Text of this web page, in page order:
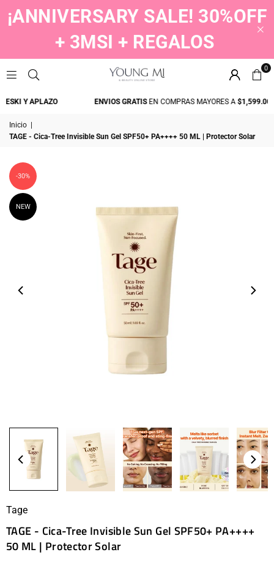
¡ANNIVERSARY SALE! 30%OFF
+ 3MSI + REGALOS
0
Y APLAZO ENVIOS GRATISEN COMPRAS MAYORES A$1,599.00
Inicio
TAGE - Cica-Tree Invisible Sun Gel SPF50+ PA++++ 50 ML | Protector Solar
-30%
NEW
Tage
TAGE - Cica-Tree Invisible Sun Gel SPF50+ PA++++
50 ML | Protector Solar